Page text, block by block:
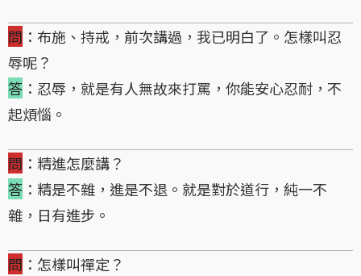
問 ：布施、持戒，前次講過，我已明白了。怎樣叫忍
辱呢？
答 ：忍辱，就是有人無故來打罵，你能安心忍耐，不
起煩惱。
問 ：精進怎麼講？
答 ：精是不雜，進是不退。就是對於道行，純一不
雜，日有進步。
問 ：怎樣叫禪定？